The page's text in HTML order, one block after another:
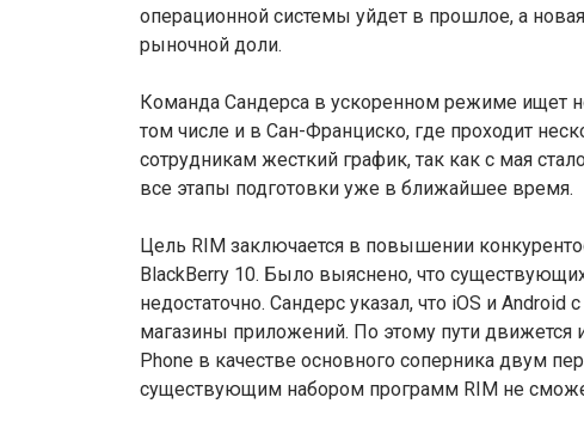
операционной системы уйдет в прошлое, а
рыночной доли.
Команда Сандерса в ускоренном режиме ищет
том числе и в Сан-Франциско, где проходит
сотрудникам жесткий график, так как с мая
все этапы подготовки уже в ближайшее время.
Цель RIM заключается в повышении
BlackBerry 10. Было выяснено, что
недостаточно. Сандерс указал, что iOS и
магазины приложений. По этому пути движется
Phone в качестве основного соперника двум
существующим набором программ RIM не